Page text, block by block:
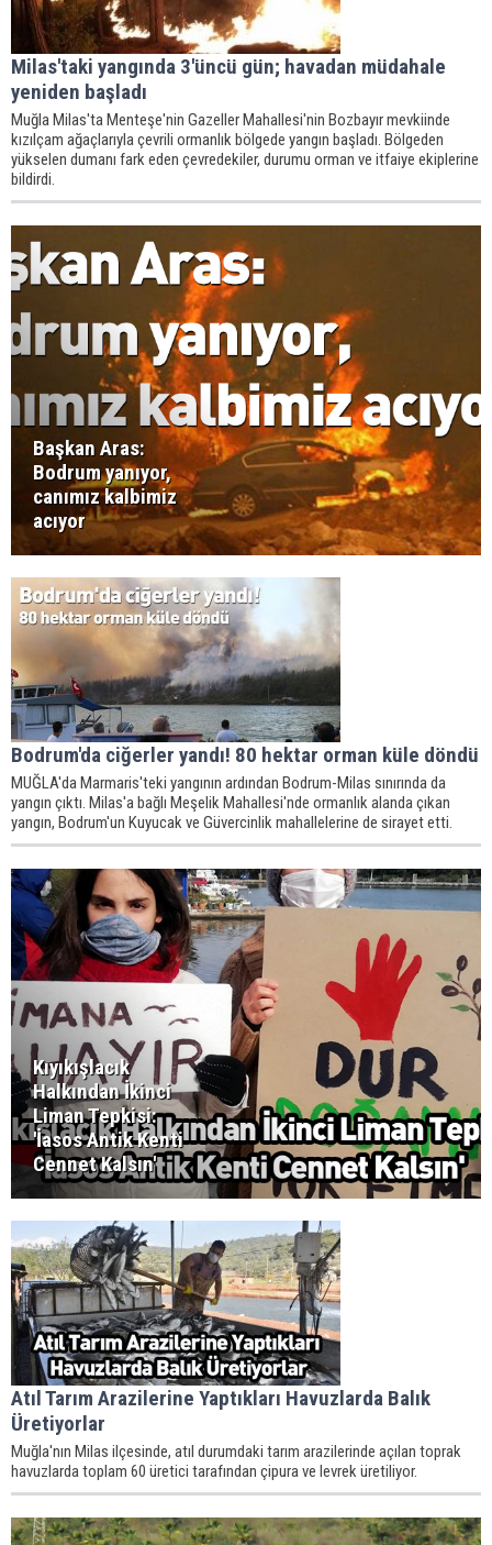
Milas'taki yangında 3'üncü gün; havadan müdahale
yeniden başladı
Muğla Milas'ta Menteşe'nin Gazeller Mahallesi'nin Bozbayır mevkiinde
kızılçam ağaçlarıyla çevrili ormanlık bölgede yangın başladı. Bölgeden
yükselen dumanı fark eden çevredekiler, durumu orman ve itfaiye ekiplerine
bildirdi.
Başkan Aras:
Bodrum yanıyor,
canımız kalbimiz
acıyor
Bodrum'da ciğerler yandı! 80 hektar orman küle döndü
MUĞLA'da Marmaris'teki yangının ardından Bodrum-Milas sınırında da
yangın çıktı. Milas'a bağlı Meşelik Mahallesi'nde ormanlık alanda çıkan
yangın, Bodrum'un Kuyucak ve Güvercinlik mahallelerine de sirayet etti.
Kıyıkışlacık
Halkından İkinci
Liman Tepkisi:
'İasos Antik Kenti
Cennet Kalsın'
Atıl Tarım Arazilerine Yaptıkları Havuzlarda Balık
Üretiyorlar
Muğla'nın Milas ilçesinde, atıl durumdaki tarım arazilerinde açılan toprak
havuzlarda toplam 60 üretici tarafından çipura ve levrek üretiliyor.